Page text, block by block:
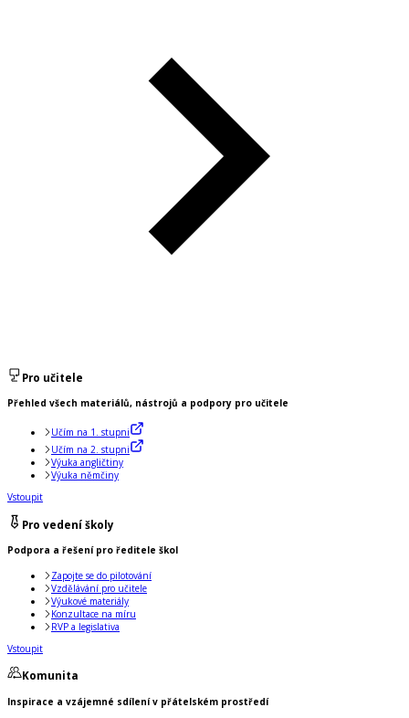
Pro učitele
Přehled všech materiálů, nástrojů a podpory pro učitele
Učím na 1. stupni
Učím na 2. stupni
Výuka angličtiny
Výuka němčiny
Vstoupit
Pro vedení školy
Podpora a řešení pro ředitele škol
Zapojte se do pilotování
Vzdělávání pro učitele
Výukové materiály
Konzultace na míru
RVP a legislativa
Vstoupit
Komunita
Inspirace a vzájemné sdílení v přátelském prostředí